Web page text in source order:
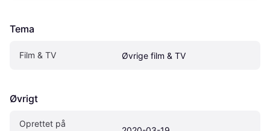
Tema
Film & TV Øvrige film & TV
Øvrigt
Oprettet på